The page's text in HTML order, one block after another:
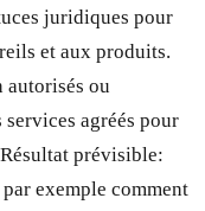
juridiques pour
et aux produits.
autorisés ou
agréés pour
prévisible:
exemple comment